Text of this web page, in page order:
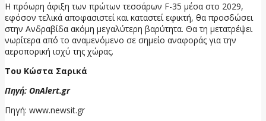
Η πρόωρη άφιξη των πρώτων τεσσάρων F-35 μέσα στο 2029,
εφόσον τελικά αποφασιστεί και καταστεί εφικτή, θα προσδώσει
στην Ανδραβίδα ακόμη μεγαλύτερη βαρύτητα. Θα τη μετατρέψει
νωρίτερα από το αναμενόμενο σε σημείο αναφοράς για την
αεροπορική ισχύ της χώρας.
Του Κώστα Σαρικά
Πηγή: OnAlert.gr
Πηγή: www.newsit.gr